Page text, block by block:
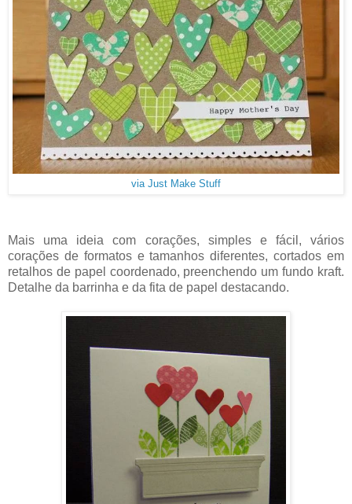
via Just Make Stuff
Mais uma ideia com corações, simples e fácil, vários
corações de formatos e tamanhos diferentes, cortados em
retalhos de papel coordenado, preenchendo um fundo kraft.
Detalhe da barrinha e da fita de papel destacando.